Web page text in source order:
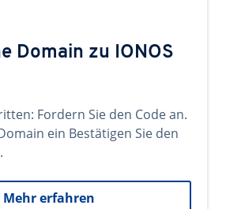
Domain zu IONOS
Fordern Sie den Code an.
ein Bestätigen Sie den
Mehr erfahren